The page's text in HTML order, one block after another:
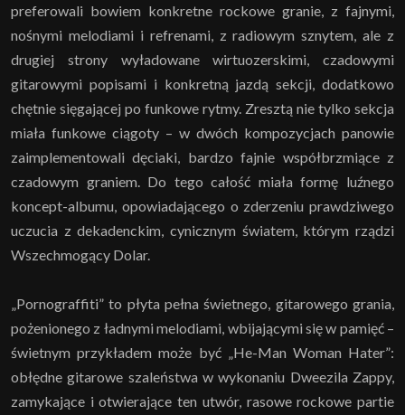
preferowali bowiem konkretne rockowe granie, z fajnymi,
nośnymi melodiami i refrenami, z radiowym sznytem, ale z
drugiej strony wyładowane wirtuozerskimi, czadowymi
gitarowymi popisami i konkretną jazdą sekcji, dodatkowo
chętnie sięgającej po funkowe rytmy. Zresztą nie tylko sekcja
miała funkowe ciągoty – w dwóch kompozycjach panowie
zaimplementowali dęciaki, bardzo fajnie współbrzmiące z
czadowym graniem. Do tego całość miała formę luźnego
koncept-albumu, opowiadającego o zderzeniu prawdziwego
uczucia z dekadenckim, cynicznym światem, którym rządzi
Wszechmogący Dolar.
„Pornograffiti” to płyta pełna świetnego, gitarowego grania,
pożenionego z ładnymi melodiami, wbijającymi się w pamięć –
świetnym przykładem może być „He-Man Woman Hater”:
obłędne gitarowe szaleństwa w wykonaniu Dweezila Zappy,
zamykające i otwierające ten utwór, rasowe rockowe partie